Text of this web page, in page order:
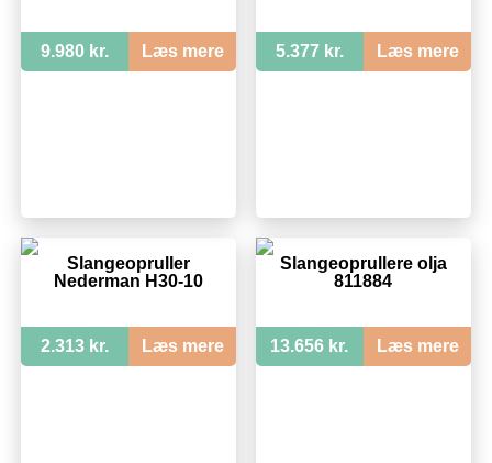
9.980 kr. Læs mere 5.377 kr. Læs mere
Slangeopruller
Nederman H30-10
2.313 kr. Læs mere
Slangeoprullere olja
811884
13.656 kr. Læs mere